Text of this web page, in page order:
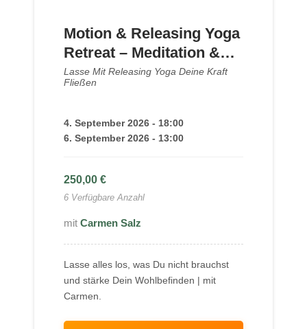
Motion & Releasing Yoga
Retreat – Meditation &
Relax im Kloster
Lasse Mit Releasing Yoga Deine Kraft
Fließen
4. September 2026 - 18:00
6. September 2026 - 13:00
250,00 €
6 Verfügbare Anzahl
Carmen Salz
Lasse alles los, was Du nicht brauchst
und stärke Dein Wohlbefinden | mit
Carmen.